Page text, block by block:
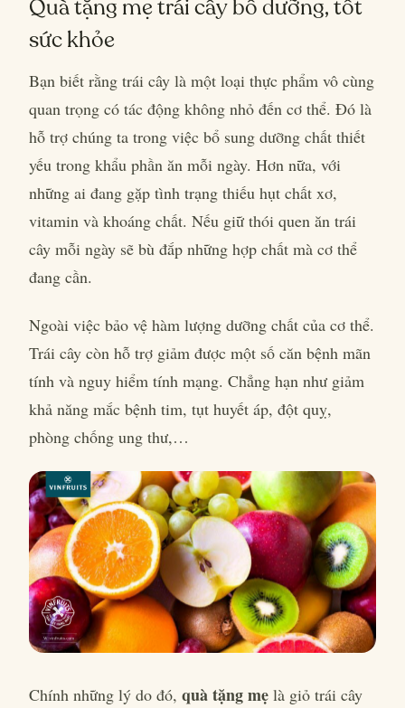
sức khỏe
Bạn biết rằng trái cây là một loại thực phẩm vô cùng
quan trọng có tác động không nhỏ đến cơ thể. Đó là
hỗ trợ chúng ta trong việc bổ sung dưỡng chất thiết
yếu trong khẩu phần ăn mỗi ngày. Hơn nữa, với
những ai đang gặp tình trạng thiếu hụt chất xơ,
vitamin và khoáng chất. Nếu giữ thói quen ăn trái
cây mỗi ngày sẽ bù đắp những hợp chất mà cơ thể
đang cần.
Ngoài việc bảo vệ hàm lượng dưỡng chất của cơ thể.
Trái cây còn hỗ trợ giảm được một số căn bệnh mãn
tính và nguy hiểm tính mạng. Chẳng hạn như giảm
khả năng mắc bệnh tim, tụt huyết áp, đột quỵ,
phòng chống ung thư,…
Chính những lý do đó, quà tặng mẹ là giỏ trái cây